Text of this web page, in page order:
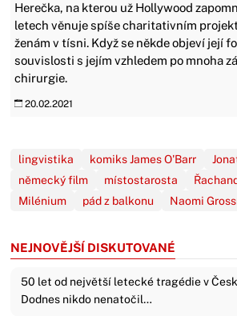
Herečka, na kterou už Hollywood
letech věnuje spíše charitativním
ženám v tísni. Když se někde objeví její
souvislosti s jejím vzhledem po mnoha
chirurgie.
20.02.2021
lingvistika komiks James O'Barr
německý film
místostarosta
Milénium
pád z balkonu Naomi
NEJNOVĚJŠÍ DISKUTOVANÉ
50 let od největší letecké tragédie v
Dodnes nikdo nenatočil…